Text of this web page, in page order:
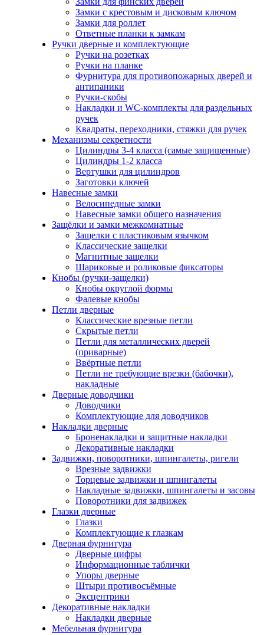
Замки с крестовым и дисковым ключом
Замки для роллет
Ответные планки к замкам
Ручки дверные и комплектующие
Ручки на розетках
Ручки на планке
Фурнитура для противопожарных дверей и
антипаники
Ручки-скобы
Накладки и WC-комплекты для раздельных
ручек
Квадраты, переходники, стяжки для ручек
Механизмы секретности
Цилиндры 3-4 класса (самые защищенные)
Цилиндры 1-2 класса
Вертушки для цилиндров
Заготовки ключей
Навесные замки
Велосипедные замки
Навесные замки общего назначения
Защёлки и замки межкомнатные
Защелки с пластиковым язычком
Классические защелки
Магнитные защелки
Шариковые и роликовые фиксаторы
Кнобы (ручки-защелки)
Кнобы округлой формы
Фалевые кнобы
Петли дверные
Классические врезные петли
Скрытые петли
Петли для металлических дверей
(приварные)
Ввёртные петли
Петли не требующие врезки (бабочки),
накладные
Дверные доводчики
Доводчики
Комплектующие для доводчиков
Накладки дверные
Броненакладки и защитные накладки
Декоративные накладки
Задвижки, поворотники, шпингалеты, ригели
Врезные задвижки
Торцевые задвижки и шпингалеты
Накладные задвижки, шпингалеты и засовы
Поворотники для задвижек
Глазки дверные
Глазки
Комплектующие к глазкам
Дверная фурнитура
Дверные цифры
Информационные таблички
Упоры дверные
Штыри противосъёмные
Эксцентрики
Декоративные накладки
Накладки дверные
Мебельная фурнитура